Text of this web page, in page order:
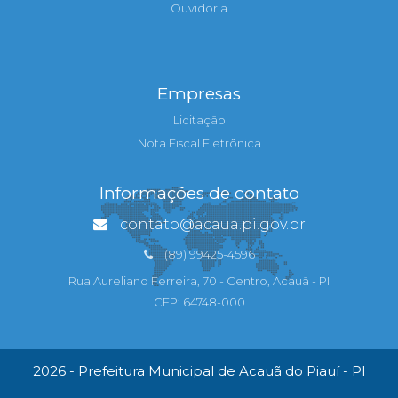
Ouvidoria
Empresas
Licitação
Nota Fiscal Eletrônica
Informações de contato
contato@acaua.pi.gov.br
(89) 99425-4596
Rua Aureliano Ferreira, 70 - Centro, Acauã - PI
CEP: 64748-000
2026 - Prefeitura Municipal de Acauã do Piauí - PI